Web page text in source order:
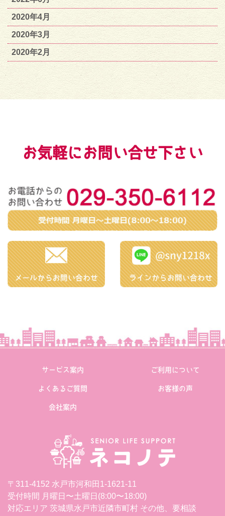
2020年4月
2020年3月
2020年2月
お気軽にお問い合せ下さい
サービス案内 ご利用について
よくあるご質問 お客様の声
会社案内
〒311-4152 水戸市河和田1-1621-11
受付時間 月曜日〜土曜日(8:00〜18:00)
対応エリア 茨城県水戸市近隣市町村 その他、要相談